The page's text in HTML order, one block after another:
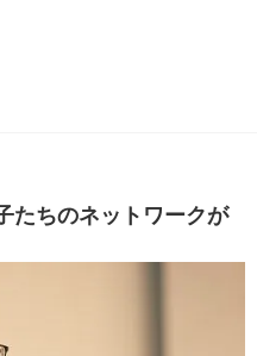
たちのネットワークが